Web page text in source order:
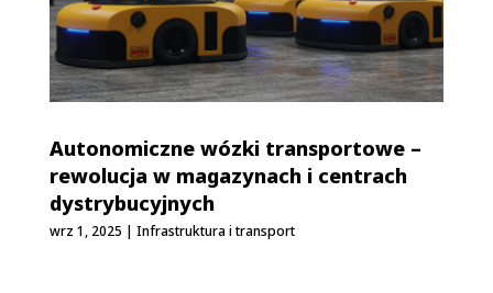
Autonomiczne wózki transportowe –
rewolucja w magazynach i centrach
dystrybucyjnych
wrz 1, 2025 | Infrastruktura i transport